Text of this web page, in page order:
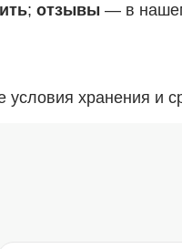
; отзывы — в
условия хранения и